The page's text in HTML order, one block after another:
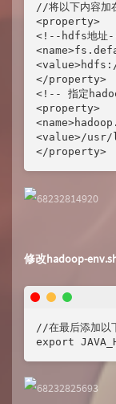
//将以下内容
<property>
<!--hdfs地址
</property>
<!-- 指定
<property>
<value>/usr/
</property>
修改hadoop-
//在最后添加以
export